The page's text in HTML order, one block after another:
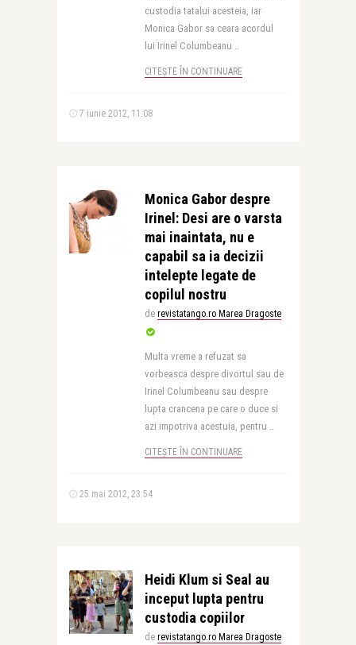
custodia tatalui acesteia, iar
Monica Gabor sa ceara acordul
lui Irinel Columbeanu ..
CITEȘTE ÎN CONTINUARE
7 iunie 2012, 11:08
Monica Gabor despre
Irinel: Desi are o varsta
mai inaintata, nu e
capabil sa ia decizii
intelepte legate de
copilul nostru
de revistatango.ro Marea Dragoste
Multa vreme a refuzat sa
vorbeasca despre divortul sau de
Irinel Columbeanu sau despre
lupta crancena pe care o duce si
azi impotriva acestuia, pentru ..
CITEȘTE ÎN CONTINUARE
25 mai 2012, 23:54
Heidi Klum si Seal au
inceput lupta pentru
custodia copiilor
de revistatango.ro Marea Dragoste